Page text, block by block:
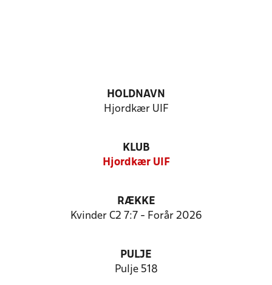
HOLDNAVN
Hjordkær UIF
KLUB
Hjordkær UIF
RÆKKE
Kvinder C2 7:7 - Forår 2026
PULJE
Pulje 518